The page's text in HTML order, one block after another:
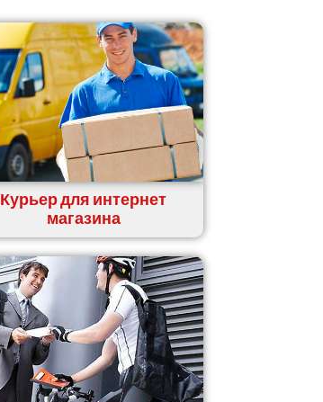
Курьер для интернет
магазина